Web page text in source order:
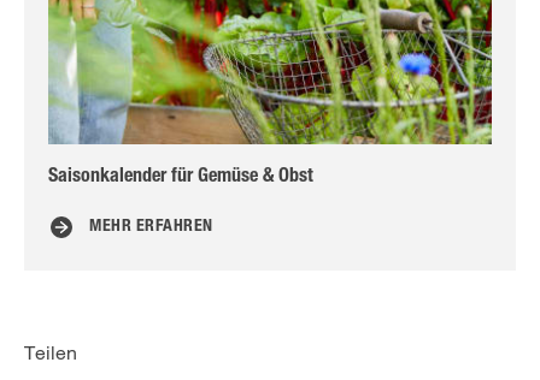
Saisonkalender für Gemüse & Obst
MEHR ERFAHREN
Teilen